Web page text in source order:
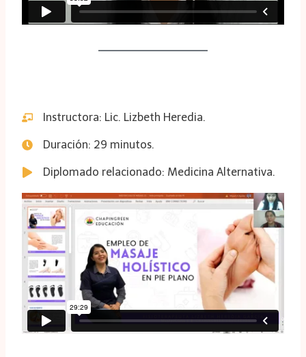
Instructora: Lic. Lizbeth Heredia.
Duración: 29 minutos.
Diplomado relacionado: Medicina Alternativa.